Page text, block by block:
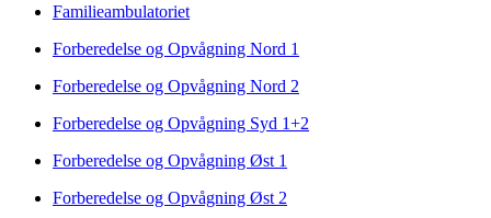
Familieambulatoriet
Forberedelse og Opvågning Nord 1
Forberedelse og Opvågning Nord 2
Forberedelse og Opvågning Syd 1+2
Forberedelse og Opvågning Øst 1
Forberedelse og Opvågning Øst 2